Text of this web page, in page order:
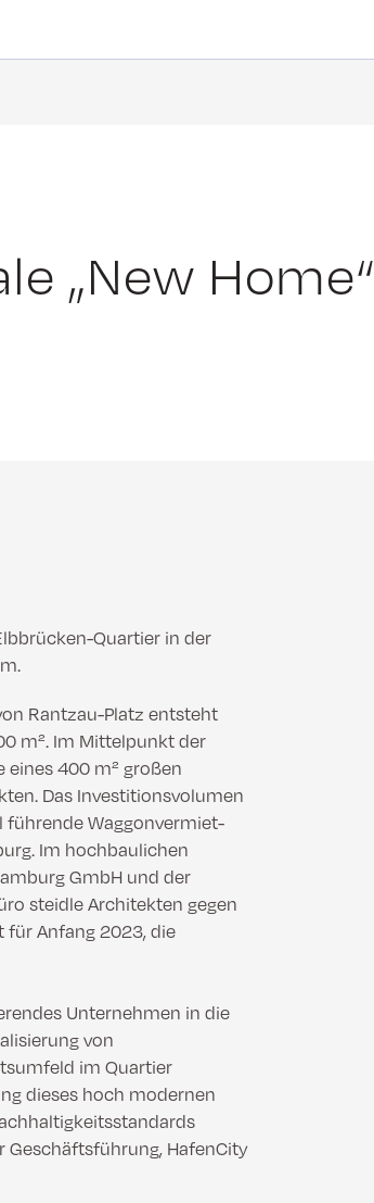
„New Home“
Quartier in der
Rantzau-Platz entsteht
m². Im Mittelpunkt der
400 m² großen
Das Investitionsvolumen
führende Waggonvermiet-
Im hochbaulichen
GmbH und der
steidle Architekten gegen
für Anfang 2023, die
Unternehmen in die
von
im Quartier
dieses hoch modernen
Geschäftsführung, HafenCity